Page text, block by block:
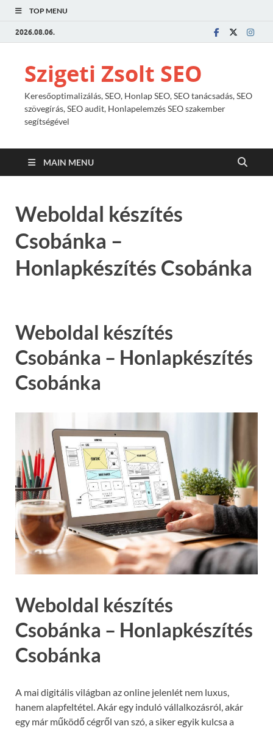
TOP MENU
2026.08.06.
Szigeti Zsolt SEO
Keresőoptimalizálás, SEO, Honlap SEO, SEO tanácsadás, SEO
szövegírás, SEO audit, Honlapelemzés SEO szakember
segítségével
MAIN MENU
Weboldal készítés
Csobánka –
Honlapkészítés Csobánka
Weboldal készítés
Csobánka – Honlapkészítés
Csobánka
Weboldal készítés
Csobánka – Honlapkészítés
Csobánka
A mai digitális világban az online jelenlét nem luxus,
hanem alapfeltétel. Akár egy induló vállalkozásról, akár
egy már működő cégről van szó, a siker egyik kulcsa a